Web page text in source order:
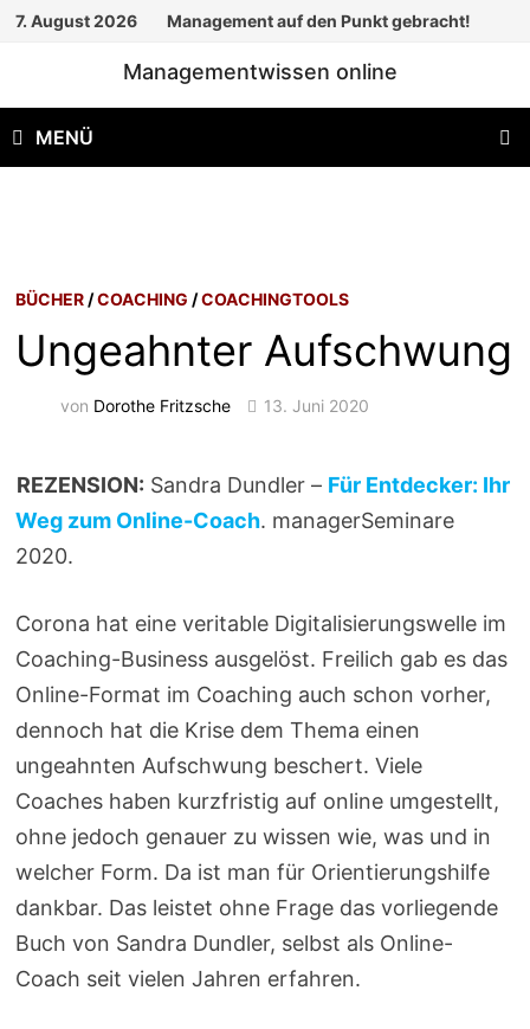
Zum
7. August 2026 Management auf den Punkt gebracht!
Managementwissen online
MENÜ
BÜCHER /COACHING /COACHINGTOOLS
Ungeahnter Aufschwung
von Dorothe Fritzsche 13. Juni 2020
REZENSION: Sandra Dundler – Für Entdecker: Ihr
Weg zum Online-Coach. managerSeminare
2020.
Corona hat eine veritable Digitalisierungswelle im
Coaching-Business ausgelöst. Freilich gab es das
Online-Format im Coaching auch schon vorher,
dennoch hat die Krise dem Thema einen
ungeahnten Aufschwung beschert. Viele
Coaches haben kurzfristig auf online umgestellt,
ohne jedoch genauer zu wissen wie, was und in
welcher Form. Da ist man für Orientierungshilfe
dankbar. Das leistet ohne Frage das vorliegende
Buch von Sandra Dundler, selbst als Online-
Coach seit vielen Jahren erfahren.